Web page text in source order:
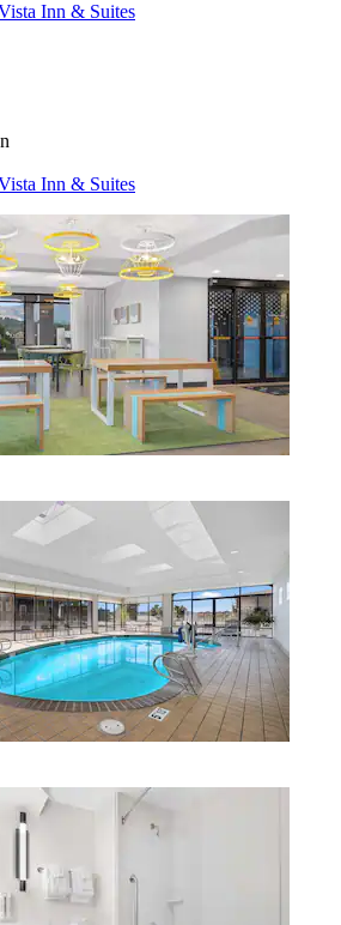
Inn & Suites
Inn & Suites